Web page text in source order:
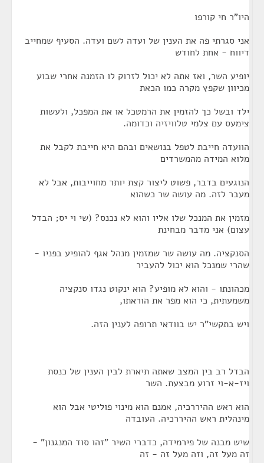
היו"ר חי קורפו
אני סגרתי פה את הענין של ועדה לשם ועדה. הסעיף שמחייב
דיווח - אחת לחודש
יופיע השר, ואז אתה לא יכול לזרוק לו הזמנה אחרי שבוע
מכיוון שקפץ מקרה כמו הכאת
ילד ובשל כך להזמין את הרמטכל או את המפכל, ולעשות
צימעס עם צלמי טלוויזיה וכדומה.
הוועדה חייבת לטפל בנושאים ובהם היא חייבת לקבל את
מלוא המידה מהמשרדים
הנוגעים בדבר, פשוט ליצור קצת יותר מחוייבות, אבל לא
מעבר לזה. מה עושה שר כשהוא
מזמין את המנכל שלו אליו והוא לא נכנס? (שי וי יס; הבדל
עצום) אני מדבר מבחינת
הסנקציה. מה עושה שר שמזמין מנהל אגף להופיע בפניו -
שהרי שמנכל הוא יכול להעביר
מכהונתו - והוא לא מופיע? הוא ינקוט נגדו סנקציה
משמעתית, כי הוא מפר את הוראתו,
ויש בתקשי"ר יש בוודאי תרופה לענין הזה.
הבדל רב בין המצב שאתה תיארת לבין הענין של כנסת
ויז-א-וי זרוע מבצעת. השר
הוא ראש ההיררכיה, אמנם הוא מינוי פוליטי אבל הוא
מינהלית ראש ההיררכיה. העובדה
שיש מבנה של פירמידה, כדברי השיר "זהו סוד המנגנון" -
זה מעל זה, וזה מעל זה - זה